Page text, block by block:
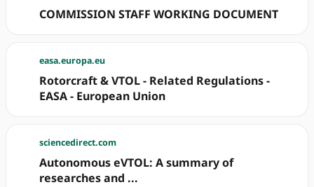
COMMISSION STAFF WORKING DOCUMENT
easa.europa.eu
Rotorcraft & VTOL - Related Regulations -
EASA - European Union
sciencedirect.com
Autonomous eVTOL: A summary of
researches and ...